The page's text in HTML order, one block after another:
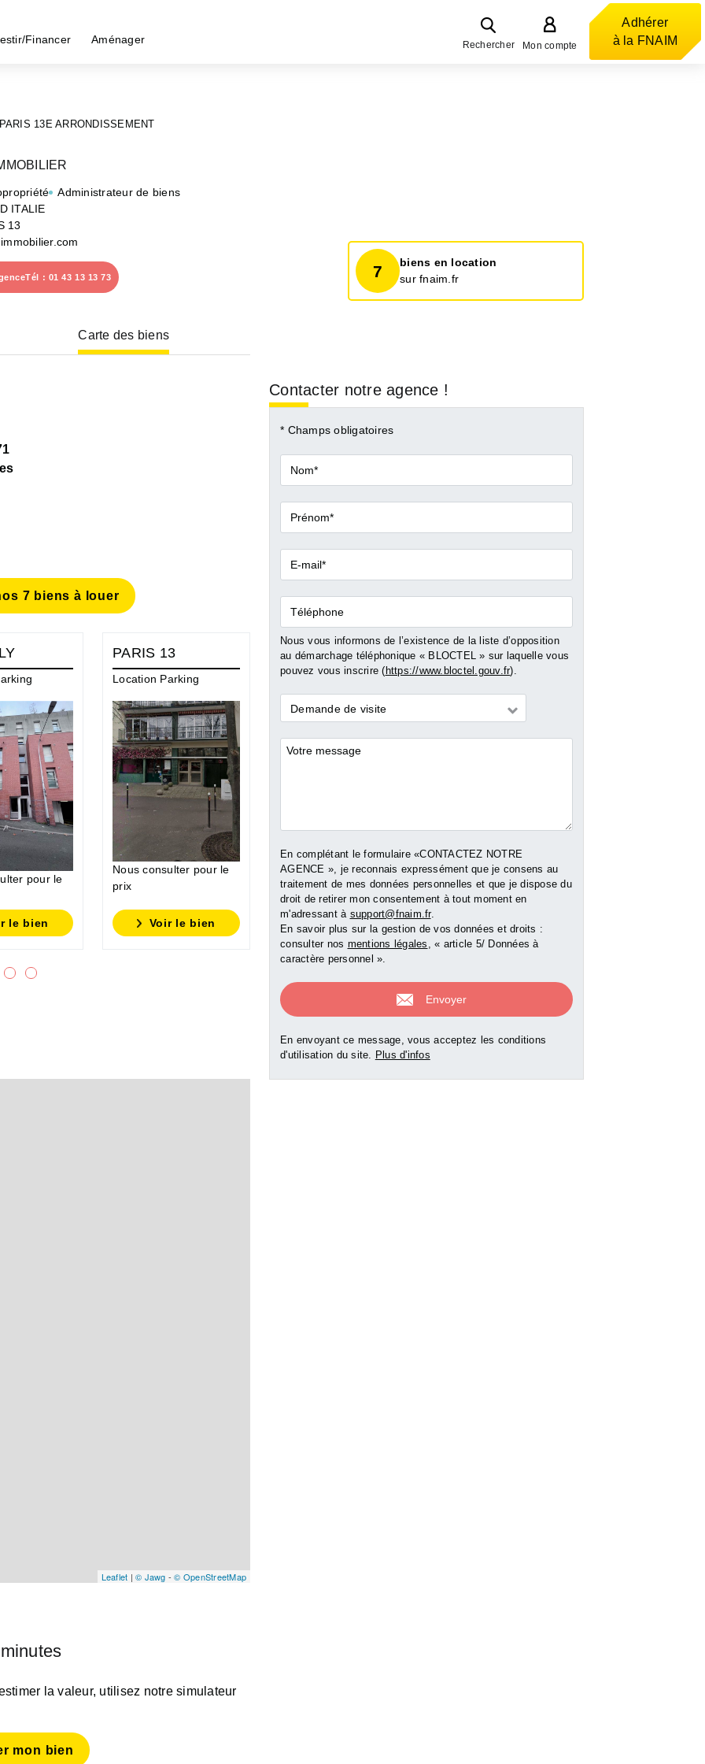
Financer Aménager Rechercher Mon compte
Adhérer
à la FNAIM
13E ARRONDISSEMENT
Administrateur de biens
ITALIE
13
Tél : 01 43 13 13 73 7
biens en location
sur fnaim.fr
Carte des biens
7 biens à louer
pour le
le bien
PARIS 13
Location Parking
Nous consulter pour le
prix
Voir le bien
VITRY SUR SEINE
Location Appartement -
23 m²
Nous consulter pour le
prix
Voir le bien
PARIS 13
Location Local
commercial - 22 m²
Nous consulter pour le
prix
Voir le bien
Leaflet | © Jawg -© OpenStreetMap
la valeur, utilisez notre simulateur
mon bien
Contacter notre agence !
* Champs obligatoires
Nom*
Prénom*
E-
mail*
Téléphone
Nous vous informons de l’existence de la liste d’opposition
au démarchage téléphonique « BLOCTEL » sur laquelle vous
pouvez vous inscrire (https://www.bloctel.gouv.fr).
Demande
*
Demande de visite
Commentaires
En complétant le formulaire «CONTACTEZ NOTRE
AGENCE », je reconnais expressément que je consens au
traitement de mes données personnelles et que je dispose du
droit de retirer mon consentement à tout moment en
m'adressant à support@fnaim.fr.
En savoir plus sur la gestion de vos données et droits :
consulter nos mentions légales , « article 5/ Données à
caractère personnel ».
En envoyant ce message, vous acceptez les conditions
d'utilisation du site. Plus d'infos